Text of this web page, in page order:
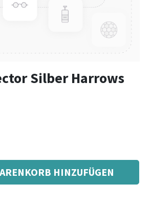
Silber Harrows
HINZUFÜGEN